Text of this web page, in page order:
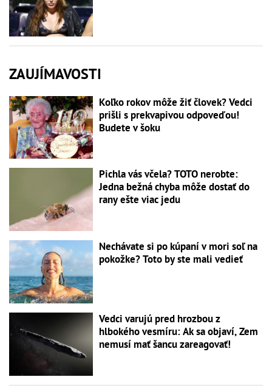
ZAUJÍMAVOSTI
Koľko rokov môže žiť človek? Vedci
prišli s prekvapivou odpoveďou!
Budete v šoku
Pichla vás včela? TOTO nerobte:
Jedna bežná chyba môže dostať do
rany ešte viac jedu
Nechávate si po kúpaní v mori soľ na
pokožke? Toto by ste mali vedieť
Vedci varujú pred hrozbou z
hlbokého vesmíru: Ak sa objaví, Zem
nemusí mať šancu zareagovať!